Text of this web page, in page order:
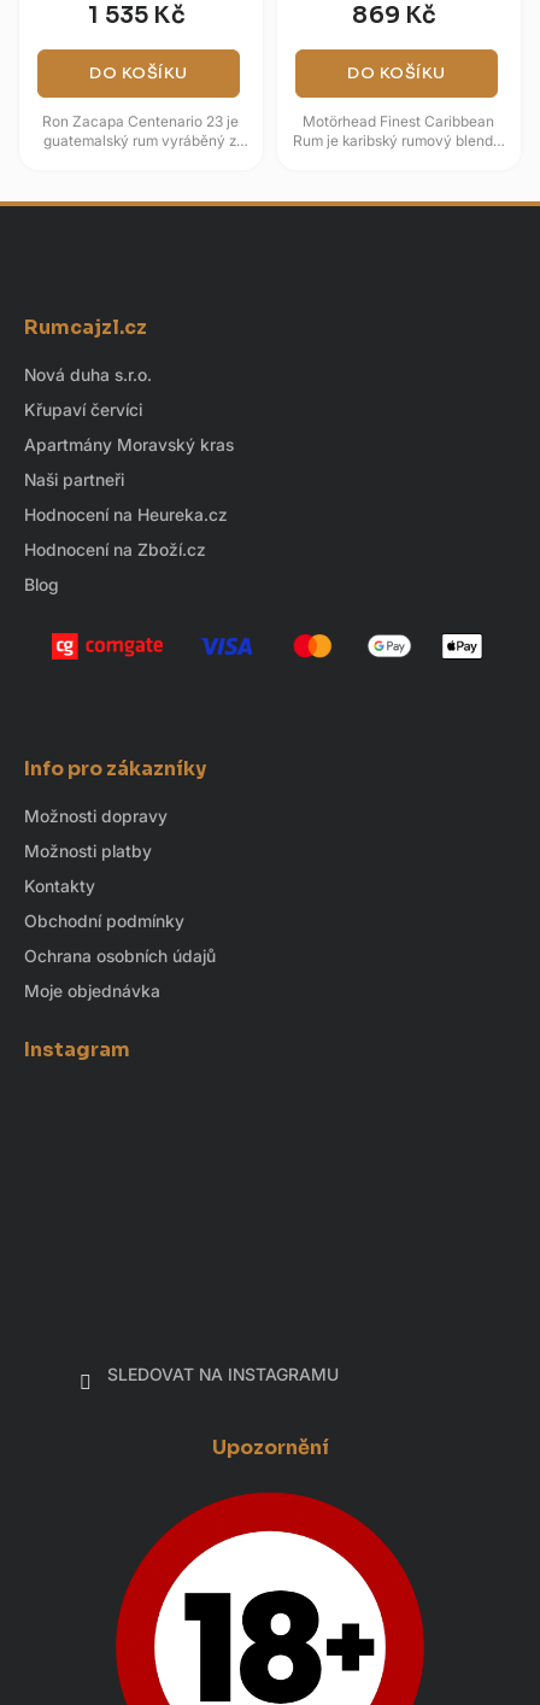
1 535 Kč
DO KOŠÍKU
Ron Zacapa Centenario 23 je
guatemalský rum vyráběný z
Solera....
869 Kč
DO KOŠÍKU
Motörhead Finest Caribbean
Rum je karibský rumový blend s
Rumcajzl.cz
Nová duha s.r.o.
Křupaví červíci
Apartmány Moravský kras
Naši partneři
Hodnocení na Heureka.cz
Hodnocení na Zboží.cz
Blog
Info pro zákazníky
Možnosti dopravy
Možnosti platby
Kontakty
Obchodní podmínky
Ochrana osobních údajů
Moje objednávka
Instagram
SLEDOVAT NA INSTAGRAMU
Upozornění